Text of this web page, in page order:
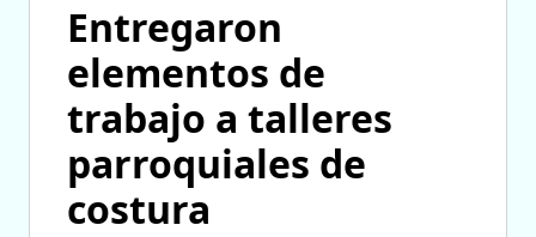
Entregaron
elementos de
trabajo a talleres
parroquiales de
costura